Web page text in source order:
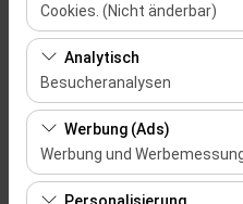
Cookies. (Nicht änderbar)
Diese Cookies sind für das
Funktionieren der Website,
Sitzungsverwaltung und
erforderlich. Sie können
Analytisch
Besucheranalysen
Diese Cookies ermöglichen
unsere Website genutzt wird
meistbesuchte Seiten,
werden verwendet, um die
Werbung (Ads)
Werbung und
Diese Cookies ermöglichen
Abholdatum & Zeit
Rückgabedatum & Zeit